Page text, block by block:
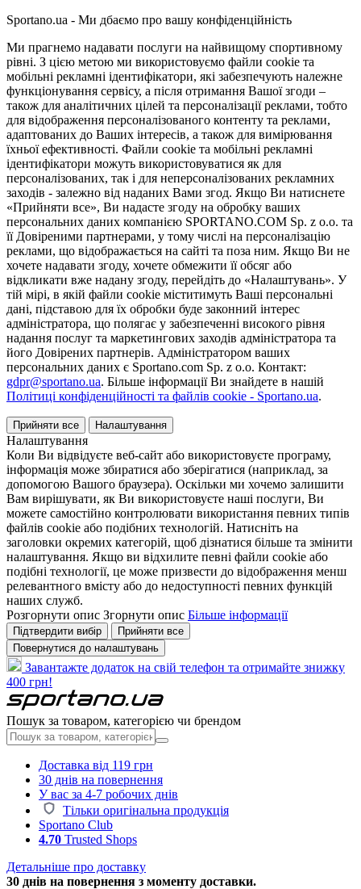
Sportano.ua - Ми дбаємо про вашу конфіденційність
Ми прагнемо надавати послуги на найвищому спортивному
рівні. З цією метою ми використовуємо файли cookie та
мобільні рекламні ідентифікатори, які забезпечують належне
функціонування сервісу, а після отримання Вашої згоди –
також для аналітичних цілей та персоналізації реклами, тобто
для відображення персоналізованого контенту та реклами,
адаптованих до Ваших інтересів, а також для вимірювання
їхньої ефективності. Файли cookie та мобільні рекламні
ідентифікатори можуть використовуватися як для
персоналізованих, так і для неперсоналізованих рекламних
заходів - залежно від наданих Вами згод. Якщо Ви натиснете
«Прийняти все», Ви надасте згоду на обробку ваших
персональних даних компанією SPORTANO.COM Sp. z o.o. та
її Довіреними партнерами, у тому числі на персоналізацію
реклами, що відображається на сайті та поза ним. Якщо Ви не
хочете надавати згоду, хочете обмежити її обсяг або
відкликати вже надану згоду, перейдіть до «Налаштувань». У
тій мірі, в якій файли cookie міститимуть Ваші персональні
дані, підставою для їх обробки буде законний інтерес
адміністратора, що полягає у забезпеченні високого рівня
надання послуг та маркетингових заходів адміністратора та
його Довірених партнерів. Адміністратором ваших
персональних даних є Sportano.com Sp. z o.o. Контакт:
gdpr@sportano.ua. Більше інформації Ви знайдете в нашій
Політиці конфіденційності та файлів cookie - Sportano.ua.
Прийняти все Налаштування
Налаштування
Коли Ви відвідуєте веб-сайт або використовуєте програму,
інформація може збиратися або зберігатися (наприклад, за
допомогою Вашого браузера). Оскільки ми хочемо залишити
Вам вирішувати, як Ви використовуєте наші послуги, Ви
можете самостійно контролювати використання певних типів
файлів cookie або подібних технологій. Натисніть на
заголовки окремих категорій, щоб дізнатися більше та змінити
налаштування. Якщо ви відхилите певні файли cookie або
подібні технології, це може призвести до відображення менш
релевантного вмісту або до недоступності певних функцій
наших служб.
Розгорнути опис Згорнути опис Більше інформації
Підтвердити вибір
Прийняти все
Повернутися до налаштувань
Завантажте додаток на свій телефон та отримайте знижку
400 грн!
Пошук за товаром, категорією чи брендом
Доставка від 119 грн
30 днів на повернення
У вас за 4-7 робочих днів
Тільки оригінальна продукція
Sportano Club
4.70 Trusted Shops
Детальніше про доставку
30 днів на повернення з моменту доставки.